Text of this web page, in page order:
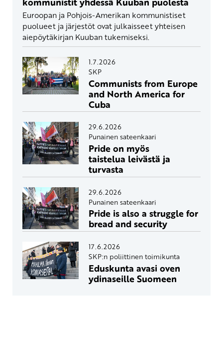
Euroopan ja Pohjois-Amerikan kommunistiset
puolueet ja järjestöt ovat julkaisseet yhteisen
aiepöytäkirjan Kuuban tukemiseksi.
1.7.2026
SKP
Communists from Europe
and North America for
Cuba
29.6.2026
Punainen sateenkaari
Pride on myös
taistelua leivästä ja
turvasta
29.6.2026
Punainen sateenkaari
Pride is also a struggle for
bread and security
17.6.2026
SKP:n poliittinen toimikunta
Eduskunta avasi oven
ydinaseille Suomeen